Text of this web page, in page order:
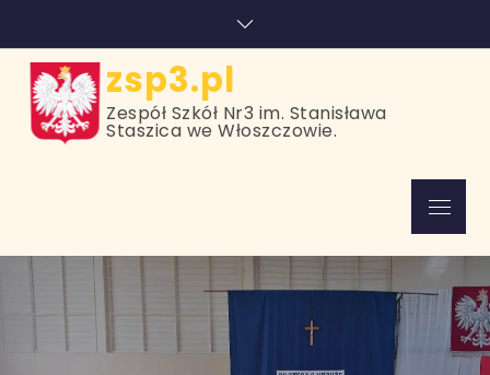
content
zsp3.pl
Zespół Szkół Nr3 im. Stanisława
Staszica we Włoszczowie.
Menu